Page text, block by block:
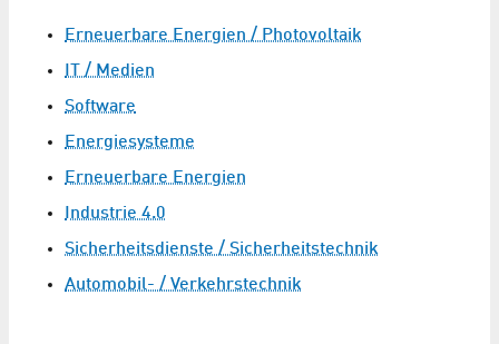
Erneuerbare Energien / Photovoltaik
IT / Medien
Software
Energiesysteme
Erneuerbare Energien
Industrie 4.0
Sicherheitsdienste / Sicherheitstechnik
Automobil- / Verkehrstechnik